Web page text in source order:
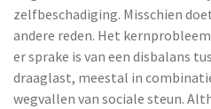
zelfbeschadiging. Misschien
andere reden. Het
er sprake is van een disbalans
draaglast, meestal in
wegvallen van sociale steun.